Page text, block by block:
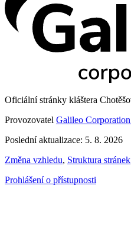
Oficiální stránky kláštera
Provozovatel Galileo Corporation
Poslední aktualizace: 5. 8. 2026
Změna vzhledu, Struktura stránek
Prohlášení o přístupnosti